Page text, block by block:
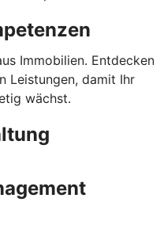
Immobilien. Entdecken
Leistungen, damit Ihr
wächst.